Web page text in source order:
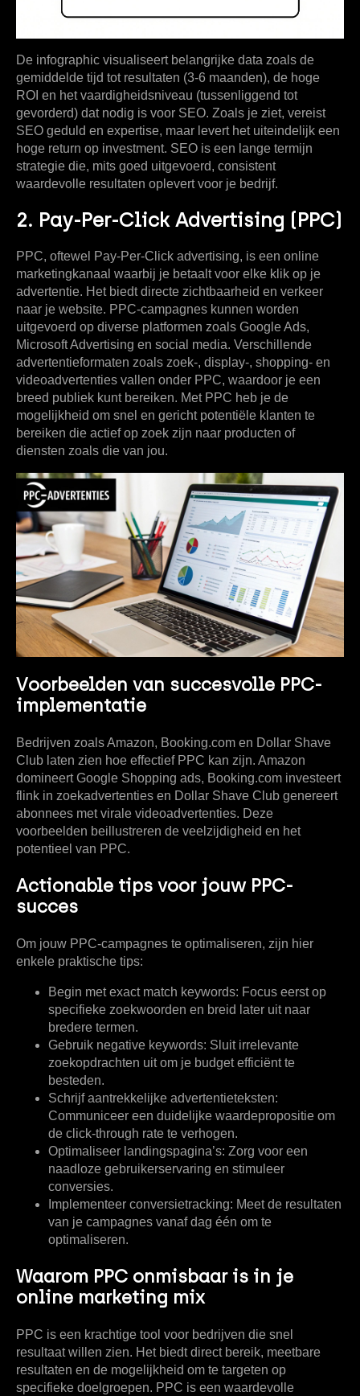
De infographic visualiseert belangrijke data zoals de
gemiddelde tijd tot resultaten (3-6 maanden), de hoge
ROI en het vaardigheidsniveau (tussenliggend tot
gevorderd) dat nodig is voor SEO. Zoals je ziet, vereist
SEO geduld en expertise, maar levert het uiteindelijk een
hoge return op investment. SEO is een lange termijn
strategie die, mits goed uitgevoerd, consistent
waardevolle resultaten oplevert voor je bedrijf.
2. Pay-Per-Click Advertising (PPC)
PPC, oftewel Pay-Per-Click advertising, is een online
marketingkanaal waarbij je betaalt voor elke klik op je
advertentie. Het biedt directe zichtbaarheid en verkeer
naar je website. PPC-campagnes kunnen worden
uitgevoerd op diverse platformen zoals Google Ads,
Microsoft Advertising en social media. Verschillende
advertentieformaten zoals zoek-, display-, shopping- en
videoadvertenties vallen onder PPC, waardoor je een
breed publiek kunt bereiken. Met PPC heb je de
mogelijkheid om snel en gericht potentiële klanten te
bereiken die actief op zoek zijn naar producten of
diensten zoals die van jou.
Voorbeelden van succesvolle PPC-
implementatie
Bedrijven zoals Amazon, Booking.com en Dollar Shave
Club laten zien hoe effectief PPC kan zijn. Amazon
domineert Google Shopping ads, Booking.com investeert
flink in zoekadvertenties en Dollar Shave Club genereert
abonnees met virale videoadvertenties. Deze
voorbeelden beillustreren de veelzijdigheid en het
potentieel van PPC.
Actionable tips voor jouw PPC-
succes
Om jouw PPC-campagnes te optimaliseren, zijn hier
enkele praktische tips:
Begin met exact match keywords: Focus eerst op
specifieke zoekwoorden en breid later uit naar
bredere termen.
Gebruik negative keywords: Sluit irrelevante
zoekopdrachten uit om je budget efficiënt te
besteden.
Schrijf aantrekkelijke advertentieteksten:
Communiceer een duidelijke waardepropositie om
de click-through rate te verhogen.
Optimaliseer landingspagina’s: Zorg voor een
naadloze gebruikerservaring en stimuleer
conversies.
Implementeer conversietracking: Meet de resultaten
van je campagnes vanaf dag één om te
optimaliseren.
Waarom PPC onmisbaar is in je
online marketing mix
PPC is een krachtige tool voor bedrijven die snel
resultaat willen zien. Het biedt direct bereik, meetbare
resultaten en de mogelijkheid om te targeten op
specifieke doelgroepen. PPC is een waardevolle